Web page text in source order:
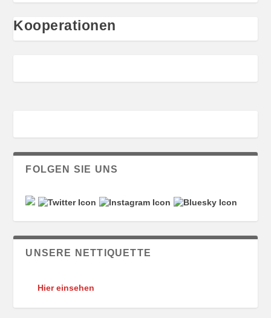
Kooperationen
FOLGEN SIE UNS
UNSERE NETTIQUETTE
Hier einsehen